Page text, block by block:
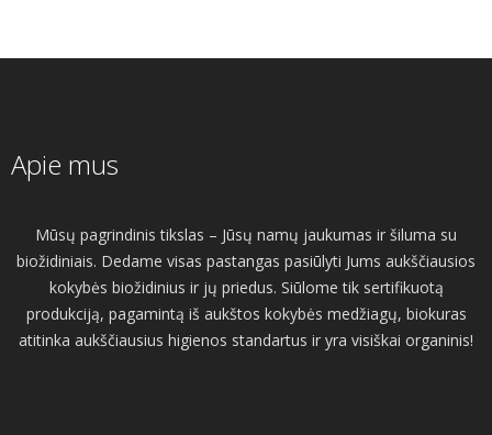
Apie mus
Mūsų pagrindinis tikslas – Jūsų namų jaukumas ir šiluma su
biožidiniais. Dedame visas pastangas pasiūlyti Jums aukščiausios
kokybės biožidinius ir jų priedus. Siūlome tik sertifikuotą
produkciją, pagamintą iš aukštos kokybės medžiagų, biokuras
atitinka aukščiausius higienos standartus ir yra visiškai organinis!